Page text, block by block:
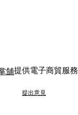
提供電子商貿服務
提出意見